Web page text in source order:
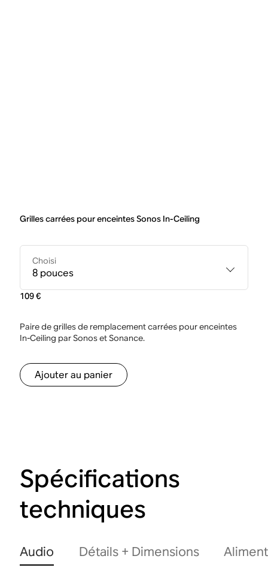
Grilles carrées pour enceintes Sonos In-Ceiling
Choisi
8 pouces
109 €
Paire de grilles de remplacement carrées pour enceintes
In-Ceiling par Sonos et Sonance.
Ajouter au panier
Spécifications
techniques
Audio Détails + Dimensions